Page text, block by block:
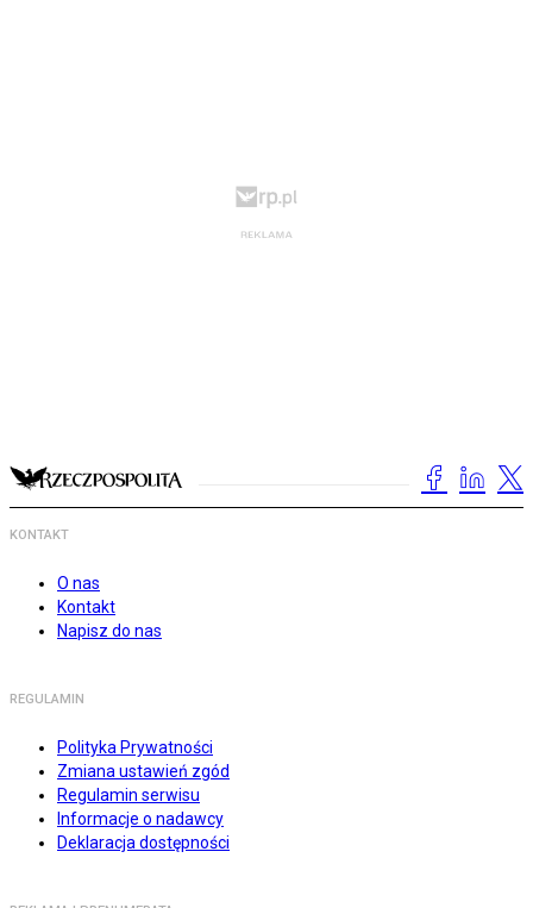
KONTAKT
O nas
Kontakt
Napisz do nas
REGULAMIN
Polityka Prywatności
Zmiana ustawień zgód
Regulamin serwisu
Informacje o nadawcy
Deklaracja dostępności